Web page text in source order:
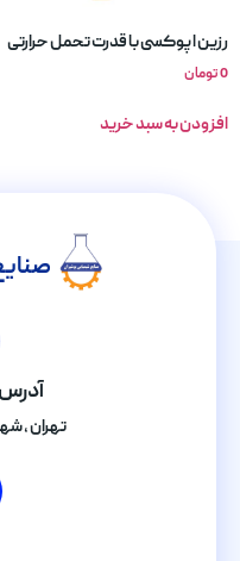
رزین اپوکسی با قدرت تحمل حرارتی
0تومان
افزودن به سبد خرید
تهران ,